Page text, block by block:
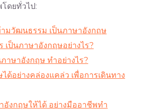
ดยทั่วไป:
มวัฒนธรรม เป็นภาษาอังกฤษ
เป็นภาษาอังกฤษอย่างไร?
าษาอังกฤษ ทำอย่างไร?
ด้อย่างคล่องแคล่ว เพื่อการเดินทาง
อังกฤษให้ได้ อย่างมืออาชีพทำ